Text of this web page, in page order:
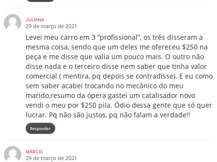
JULIANA
29 de março de 2021
Levei meu carro em 3 “profissional”, os três disseram a
mesma coisa, sendo que um deles me ofereceu $250 na
peça e me disse que valia um pouco mais. O outro não
disse nada e o terceiro disse nem saber que tinha valor
comercial ( mentira, pq depois se contradisse). E eu como
sem saber acabei trocando no mecânico do meu
marido,resumo da ópera gastei um catalisador novo
vendi o meu por $250 pila. Ódio dessa gente que só quer
lucrar. Pq não são justos, pq não falam a verdade!!
Responder
MÁRCIO
29 de março de 2021